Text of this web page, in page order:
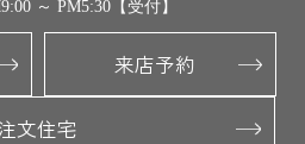
～ PM5:30【受付】
来店予約
文住宅